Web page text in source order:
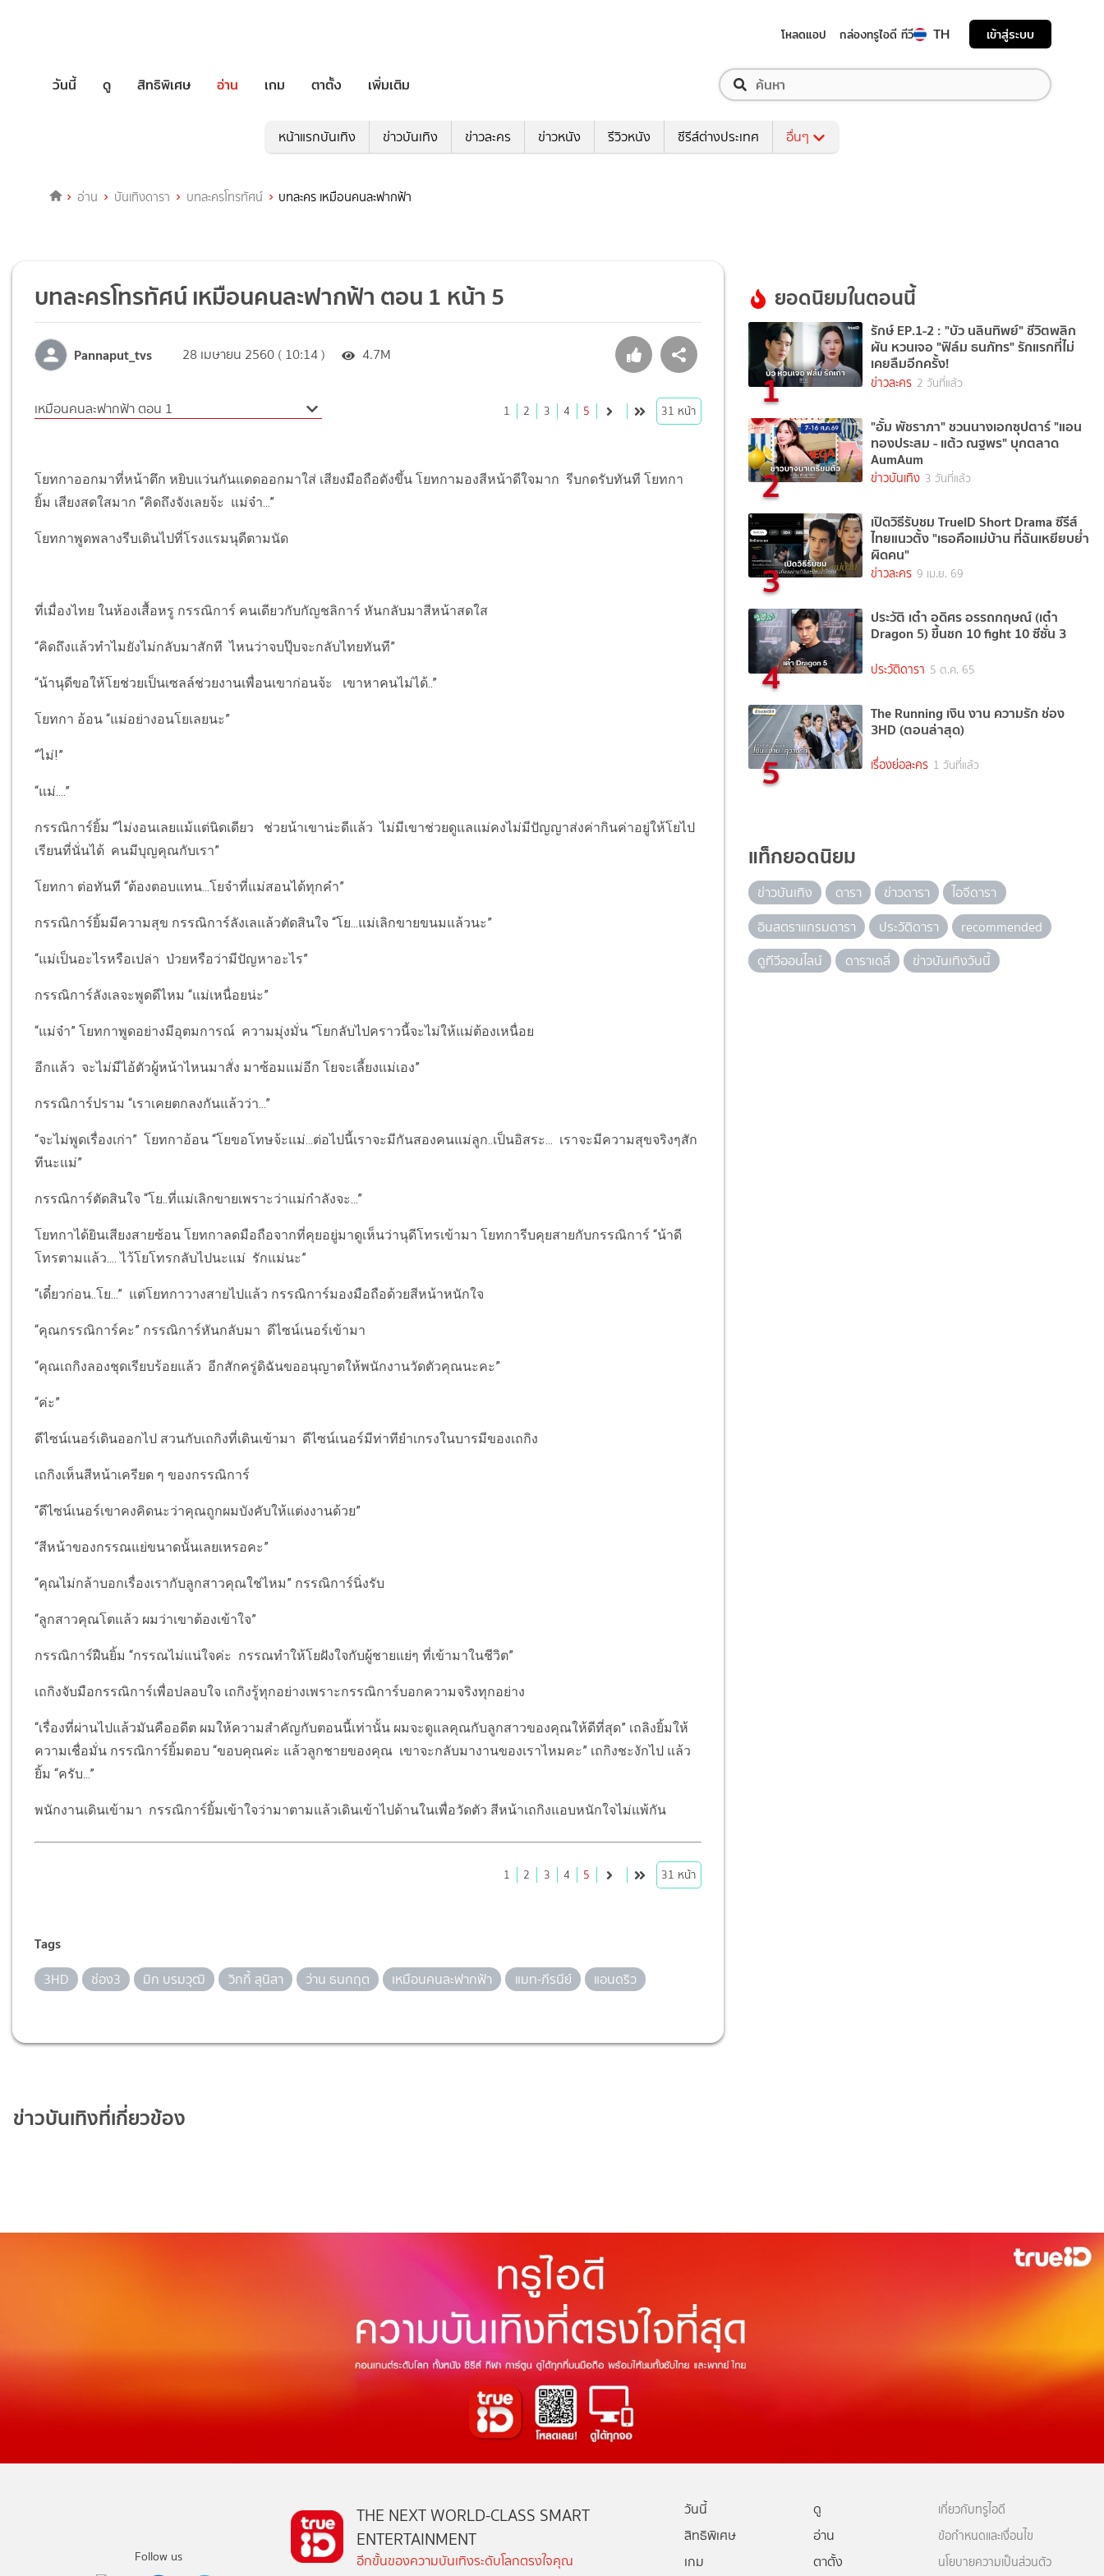
โหลดแอป กล่องทรูไอดี ทีวี TH เข้าสู่ระบบ
วันนี้ ดู สิทธิพิเศษ อ่าน เกม ตาตั้ง เพิ่มเติม
หน้าแรกบันเทิง ข่าวบันเทิง ข่าวละคร ข่าวหนัง รีวิวหนัง ซีรีส์ต่างประเทศ อื่นๆ
อ่าน บันเทิงดารา บทละครโทรทัศน์ บทละคร เหมือนคนละฟากฟ้า
บทละครโทรทัศน์ เหมือนคนละฟากฟ้า ตอน 1 หน้า 5
Pannaput_tvs 28 เมษายน 2560 ( 10:14 ) 4.7M
เหมือนคนละฟากฟ้า ตอน 1 1 2 3 4 5 31 หน้า
โยทกาออกมาที่หน้าตึก หยิบแว่นกันแดดออกมาใส่ เสียงมือถือดังขึ้น โยทกามองสีหน้าดีใจมาก รีบกดรับทันที โยทกา
ยิ้ม เสียงสดใสมาก “คิดถึงจังเลยจ้ะ แม่จ๋า...”
โยทกาพูดพลางรีบเดินไปที่โรงแรมนุดีตามนัด
ที่เมื่องไทย ในห้องเสื้อหรู กรรณิการ์ คนเดียวกับกัญชลิการ์ หันกลับมาสีหน้าสดใส
“คิดถึงแล้วทำไมยังไม่กลับมาสักที ไหนว่าจบปุ๊บจะกลับไทยทันที”
“น้านุดีขอให้โยช่วยเป็นเซลล์ช่วยงานเพื่อนเขาก่อนจ้ะ เขาหาคนไม่ได้..”
โยทกา อ้อน “แม่อย่างอนโยเลยนะ”
“ไม่!”
“แม่....”
กรรณิการ์ยิ้ม “ไม่งอนเลยแม้แต่นิดเดียว ช่วยน้าเขาน่ะดีแล้ว ไม่มีเขาช่วยดูแลแม่คงไม่มีปัญญาส่งค่ากินค่าอยู่ให้โยไป
เรียนที่นั่นได้ คนมีบุญคุณกับเรา”
โยทกา ต่อทันที “ต้องตอบแทน...โยจำที่แม่สอนได้ทุกคำ”
กรรณิการ์ยิ้มมีความสุข กรรณิการ์ลังเลแล้วตัดสินใจ “โย...แม่เลิกขายขนมแล้วนะ”
“แม่เป็นอะไรหรือเปล่า ป่วยหรือว่ามีปัญหาอะไร”
กรรณิการ์ลังเลจะพูดดีไหม “แม่เหนื่อยน่ะ”
“แม่จ๋า” โยทกาพูดอย่างมีอุตมการณ์ ความมุ่งมั่น “โยกลับไปคราวนี้จะไม่ให้แม่ต้องเหนื่อย
อีกแล้ว จะไม่มีไอ้ตัวผู้หน้าไหนมาสั่ง มาซ้อมแม่อีก โยจะเลี้ยงแม่เอง”
กรรณิการ์ปราม “เราเคยตกลงกันแล้วว่า...”
“จะไม่พูดเรื่องเก่า” โยทกาอ้อน “โยขอโทษจ้ะแม่...ต่อไปนี้เราจะมีกันสองคนแม่ลูก..เป็นอิสระ... เราจะมีความสุขจริงๆสัก
ทีนะแม่”
กรรณิการ์ตัดสินใจ “โย..ที่แม่เลิกขายเพราะว่าแม่กำลังจะ...”
โยทกาได้ยินเสียงสายซ้อน โยทกาลดมือถือจากที่คุยอยู่มาดูเห็นว่านุดีโทรเข้ามา โยทการีบคุยสายกับกรรณิการ์ “น้าดี
โทรตามแล้ว.... ไว้โยโทรกลับไปนะแม่ รักแม่นะ”
“เดี๋ยวก่อน..โย...” แต่โยทกาวางสายไปแล้ว กรรณิการ์มองมือถือด้วยสีหน้าหนักใจ
“คุณกรรณิการ์คะ” กรรณิการ์หันกลับมา ดีไซน์เนอร์เข้ามา
“คุณเถกิงลองชุดเรียบร้อยแล้ว อีกสักครู่ดิฉันขออนุญาตให้พนักงานวัดตัวคุณนะคะ”
“ค่ะ”
ดีไซน์เนอร์เดินออกไป สวนกับเถกิงที่เดินเข้ามา ดีไซน์เนอร์มีท่าทียำเกรงในบารมีของเถกิง
เถกิงเห็นสีหน้าเครียด ๆ ของกรรณิการ์
“ดีไซน์เนอร์เขาคงคิดนะว่าคุณถูกผมบังคับให้แต่งงานด้วย”
“สีหน้าของกรรณแย่ขนาดนั้นเลยเหรอคะ”
“คุณไม่กล้าบอกเรื่องเรากับลูกสาวคุณใช่ไหม” กรรณิการ์นิ่งรับ
“ลูกสาวคุณโตแล้ว ผมว่าเขาต้องเข้าใจ”
กรรณิการ์ฝืนยิ้ม “กรรณไม่แน่ใจค่ะ กรรณทำให้โยฝังใจกับผู้ชายแย่ๆ ที่เข้ามาในชีวิต”
เถกิงจับมือกรรณิการ์เพื่อปลอบใจ เถกิงรู้ทุกอย่างเพราะกรรณิการ์บอกความจริงทุกอย่าง
“เรื่องที่ผ่านไปแล้วมันคืออดีต ผมให้ความสำคัญกับตอนนี้เท่านั้น ผมจะดูแลคุณกับลูกสาวของคุณให้ดีที่สุด” เถลิงยิ้มให้
ความเชื่อมั่น กรรณิการ์ยิ้มตอบ “ขอบคุณค่ะ แล้วลูกชายของคุณ เขาจะกลับมางานของเราไหมคะ” เถกิงชะงักไป แล้ว
ยิ้ม “ครับ...”
พนักงานเดินเข้ามา กรรณิการ์ยิ้มเข้าใจว่ามาตามแล้วเดินเข้าไปด้านในเพื่อวัดตัว สีหน้าเถกิงแอบหนักใจไม่แพ้กัน
1 2 3 4 5 31 หน้า
Tags
3HD ช่อง3 มิก บรมวุฒิ วิกกี้ สุนิสา ว่าน ธนกฤต เหมือนคนละฟากฟ้า แมท-ภีรนีย์ แอนดริว
ยอดนิยมในตอนนี้
1
รักษ์ EP.1-2 : "บัว นลินทิพย์" ชีวิตพลิก
ผัน หวนเจอ "ฟิล์ม ธนภัทร" รักแรกที่ไม่
เคยลืมอีกครั้ง!
ข่าวละคร 2 วันที่แล้ว
2
"อั้ม พัชราภา" ชวนนางเอกซุปตาร์ "แอน
ทองประสม - แต้ว ณฐพร" บุกตลาด
AumAum
ข่าวบันเทิง 3 วันที่แล้ว
3
เปิดวิธีรับชม TrueID Short Drama ซีรีส์
ไทยแนวตั้ง "เธอคือแม่บ้าน ที่ฉันเหยียบย่ำ
ผิดคน"
ข่าวละคร 9 เม.ย. 69
4
ประวัติ เต๋า อดิศร อรรถกฤษณ์ (เต๋า
Dragon 5) ขึ้นชก 10 fight 10 ซีซั่น 3
ประวัติดารา 5 ต.ค. 65
5
The Running เงิน งาน ความรัก ช่อง
3HD (ตอนล่าสุด)
เรื่องย่อละคร 1 วันที่แล้ว
แท็กยอดนิยม
ข่าวบันเทิง ดารา ข่าวดารา
ไอจีดารา
อินสตราแกรมดารา
ประวัติดารา
recommended
ดูทีวีออนไลน์
ดาราเดลี่ ข่าวบันเทิงวันนี้
ข่าวบันเทิงที่เกี่ยวข้อง
Follow us
THE NEXT WORLD-CLASS SMART
ENTERTAINMENT
อีกขั้นของความบันเทิงระดับโลกตรงใจคุณ
วันนี้
ดู
สิทธิพิเศษ
อ่าน
เกม
ตาตั้ง
เกี่ยวกับทรูไอดี
ข้อกำหนดและเงื่อนไข
นโยบายความเป็นส่วนตัว